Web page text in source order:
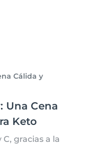
Cálida y
Una Cena
Keto
gracias a la